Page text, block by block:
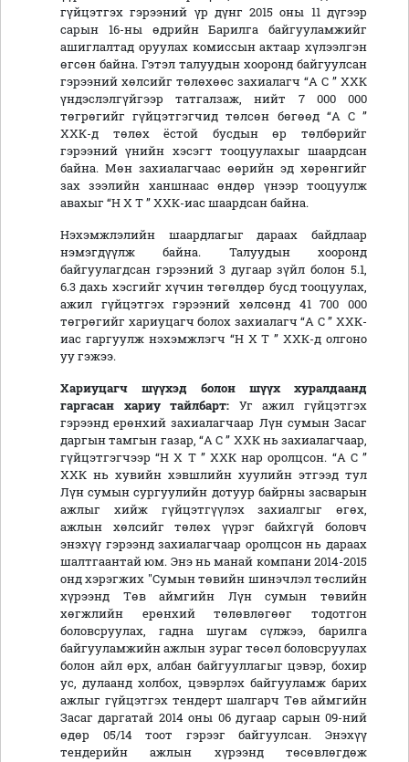
гүйцэтгэх гэрээний үр дүнг 2015 оны 11 дүгээр
сарын 16-ны өдрийн Барилга байгууламжийг
ашиглалтад оруулах комиссын актаар хүлээлгэн
өгсөн байна. Гэтэл талуудын хооронд байгуулсан
гэрээний хөлсийг төлөхөөс захиалагч “А С ” ХХК
үндэслэлгүйгээр татгалзаж, нийт 7 000 000
төгрөгийг гүйцэтгэгчид төлсөн бөгөөд “А С ”
ХХК-д төлөх ёстой бусдын өр төлбөрийг
гэрээний үнийн хэсэгт тооцуулахыг шаардсан
байна. Мөн захиалагчаас өөрийн эд хөрөнгийг
зах зээлийн ханшнаас өндөр үнээр тооцуулж
авахыг “Н Х Т ” ХХК-иас шаардсан байна.
Нэхэмжлэлийн шаардлагыг дараах байдлаар
нэмэгдүүлж байна. Талуудын хооронд
байгуулагдсан гэрээний 3 дугаар зүйл болон 5.1,
6.3 дахь хэсгийг хүчин төгөлдөр бусд тооцуулах,
ажил гүйцэтгэх гэрээний хөлсөнд 41 700 000
төгрөгийг хариуцагч болох захиалагч “А С ” ХХК-
иас гаргуулж нэхэмжлэгч “Н Х Т ” ХХК-д олгоно
уу гэжээ.
Хариуцагч шүүхэд болон шүүх хуралдаанд
гаргасан хариу тайлбарт: Уг ажил гүйцэтгэх
гэрээнд ерөнхий захиалагчаар Лүн сумын Засаг
даргын тамгын газар, “А С ” ХХК нь захиалагчаар,
гүйцэтгэгчээр “Н Х Т ” ХХК нар оролцсон. “А С ”
ХХК нь хувийн хэвшлийн хуулийн этгээд тул
Лүн сумын сургуулийн дотуур байрны засварын
ажлыг хийж гүйцэтгүүлэх захиалгыг өгөх,
ажлын хөлсийг төлөх үүрэг байхгүй боловч
энэхүү гэрээнд захиалагчаар оролцсон нь дараах
шалтгаантай юм. Энэ нь манай компани 2014-2015
онд хэрэгжих "Сумын төвийн шинэчлэл төслийн
хүрээнд Төв аймгийн Лүн сумын төвийн
хөгжлийн ерөнхий төлөвлөгөөг тодотгон
боловсруулах, гадна шугам сүлжээ, барилга
байгууламжийн ажлын зураг төсөл боловсруулах
болон айл өрх, албан байгууллагыг цэвэр, бохир
ус, дулаанд холбох, цэвэрлэх байгууламж барих
ажлыг гүйцэтгэх тендерт шалгарч Төв аймгийн
Засаг даргатай 2014 оны 06 дугаар сарын 09-ний
өдөр 05/14 тоот гэрээг байгуулсан. Энэхүү
тендерийн ажлын хүрээнд төсөвлөгдөж